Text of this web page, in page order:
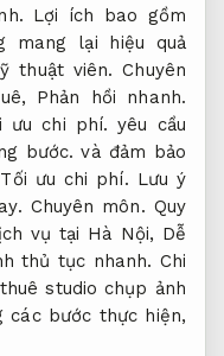
Lợi ích bao gồm
mang lại hiệu quả
thuật viên.Chuyên
Phản hồi nhanh.
ưu chi phí. yêu cầu
bước. và đảm bảo
Tối ưu chi phí. Lưu ý
Chuyên môn. Quy
vụ tại Hà Nội, Dễ
thủ tục nhanh. Chi
studio chụp ảnh
các bước thực hiện,